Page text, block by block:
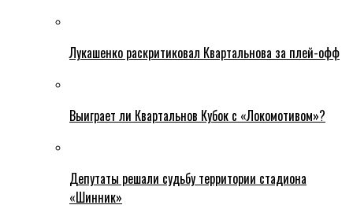
Лукашенко раскритиковал Квартальнова за плей-офф
Выиграет ли Квартальнов Кубок с «Локомотивом»?
Депутаты решали судьбу территории стадиона
«Шинник»